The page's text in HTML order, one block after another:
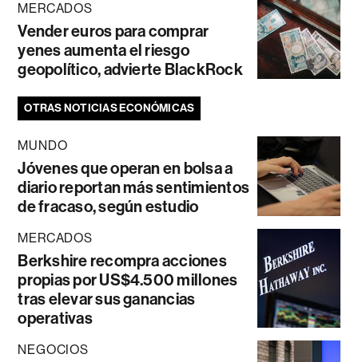
MERCADOS
Vender euros para comprar
yenes aumenta el riesgo
geopolítico, advierte BlackRock
OTRAS NOTICIAS ECONÓMICAS
MUNDO
Jóvenes que operan en bolsa a
diario reportan más sentimientos
de fracaso, según estudio
MERCADOS
Berkshire recompra acciones
propias por US$4.500 millones
tras elevar sus ganancias
operativas
NEGOCIOS